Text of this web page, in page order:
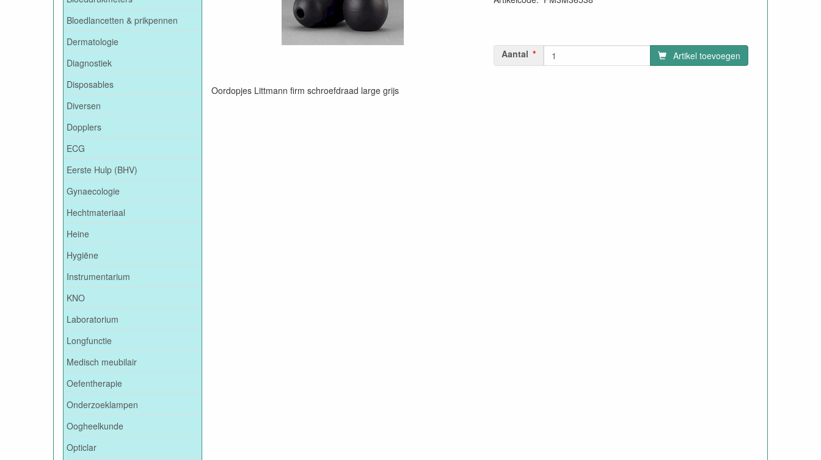
Bloedlancetten & prikpennen
Dermatologie
Diagnostiek
Disposables
Diversen
Dopplers
ECG
Eerste Hulp (BHV)
Gynaecologie
Hechtmateriaal
Heine
Hygiëne
Instrumentarium
KNO
Laboratorium
Longfunctie
Medisch meubilair
Oefentherapie
Onderzoeklampen
Oogheelkunde
Opticlar
Aantal Artikel toevoegen
Oordopjes Littmann firm schroefdraad large grijs